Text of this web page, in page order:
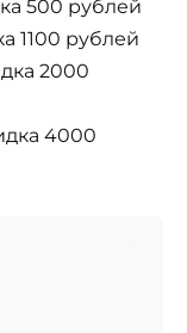
500 рублей
1100 рублей
2000
4000